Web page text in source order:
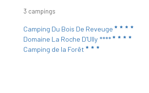
3 campings
Camping Du Bois De Reveuge
Domaine La Roche D'Ully ****
Camping de la Forêt